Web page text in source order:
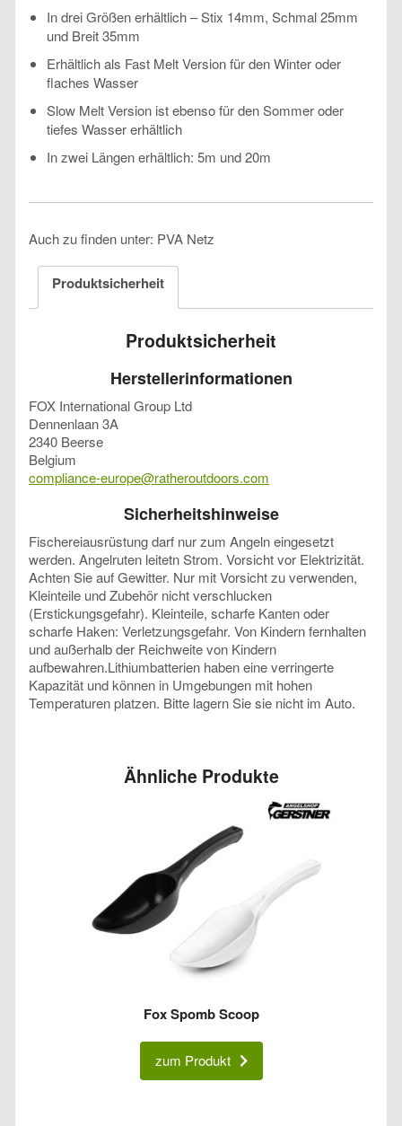
In drei Größen erhältlich – Stix 14mm, Schmal 25mm
und Breit 35mm
Erhältlich als Fast Melt Version für den Winter oder
flaches Wasser
Slow Melt Version ist ebenso für den Sommer oder
tiefes Wasser erhältlich
In zwei Längen erhältlich: 5m und 20m
Auch zu finden unter: PVA Netz
Produktsicherheit
Produktsicherheit
Herstellerinformationen
FOX International Group Ltd
Dennenlaan 3A
2340 Beerse
Belgium
compliance-europe@ratheroutdoors.com
Sicherheitshinweise
Fischereiausrüstung darf nur zum Angeln eingesetzt
werden. Angelruten leitetn Strom. Vorsicht vor Elektrizität.
Achten Sie auf Gewitter. Nur mit Vorsicht zu verwenden,
Kleinteile und Zubehör nicht verschlucken
(Erstickungsgefahr). Kleinteile, scharfe Kanten oder
scharfe Haken: Verletzungsgefahr. Von Kindern fernhalten
und außerhalb der Reichweite von Kindern
aufbewahren.Lithiumbatterien haben eine verringerte
Kapazität und können in Umgebungen mit hohen
Temperaturen platzen. Bitte lagern Sie sie nicht im Auto.
Ähnliche Produkte
Fox Spomb Scoop
zum Produkt